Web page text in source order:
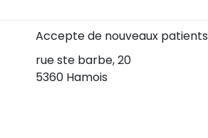
Accepte de nouveaux patients
rue ste barbe, 20
5360 Hamois